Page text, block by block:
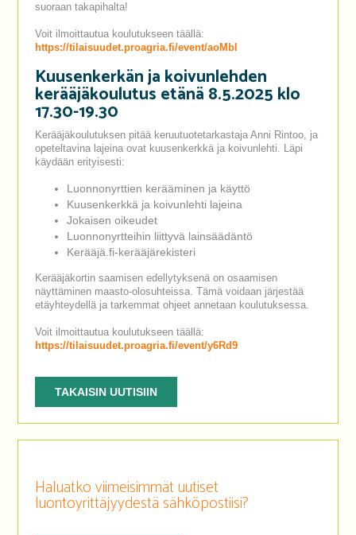
suoraan takapihalta!
Voit ilmoittautua koulutukseen täällä:
https://tilaisuudet.proagria.fi/event/aoMbl
Kuusenkerkän ja koivunlehden
kerääjäkoulutus etänä 8.5.2025 klo
17.30-19.30
Kerääjäkoulutuksen pitää keruutuotetarkastaja Anni Rintoo, ja
opeteltavina lajeina ovat kuusenkerkkä ja koivunlehti. Läpi
käydään erityisesti:
Luonnonyrttien kerääminen ja käyttö
Kuusenkerkkä ja koivunlehti lajeina
Jokaisen oikeudet
Luonnonyrtteihin liittyvä lainsäädäntö
Kerääjä.fi-kerääjärekisteri
Kerääjäkortin saamisen edellytyksenä on osaamisen
näyttäminen maasto-olosuhteissa. Tämä voidaan järjestää
etäyhteydellä ja tarkemmat ohjeet annetaan koulutuksessa.
Voit ilmoittautua koulutukseen täällä:
https://tilaisuudet.proagria.fi/event/y6Rd9
TAKAISIN UUTISIIN
Haluatko viimeisimmät uutiset
luontoyrittäjyydestä sähköpostiisi?